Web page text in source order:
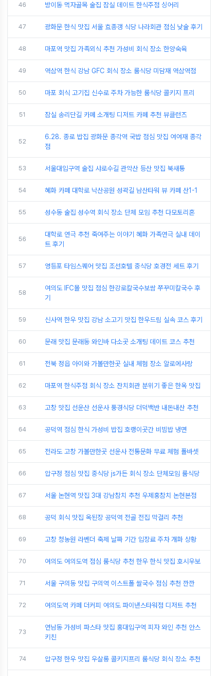
46 방이동 먹자골목 술집 잠실 데이트 한식주점 싱어리
47 광화문 한식 맛집 서울 효종갱 식당 나라회관 점심 낮술 후기
48 마포역 맛집 가족외식 추천 가성비 회식 장소 한양숙육
49 역삼역 한식 강남 GFC 회식 장소 룸식당 미담재 역삼역점
50 마포 회식 고기집 신수로 주차 가능한 룸식당 콜키지 프리
51 잠실 송리단길 카페 소개팅 디저트 카페 추천 뷰클런즈
52
6.28. 종로 밥집 광화문 종각역 국밥 점심 맛집 여여재 종각
점
53 서울대입구역 술집 샤로수길 관악산 등산 맛집 북새통
54 혜화 카페 대학로 낙산공원 성곽길 남산타워 뷰 카페 산1-1
55 성수동 술집 성수역 회식 장소 단체 모임 추천 다모토리혼
56
대학로 연극 추천 죽여주는 이야기 혜화 가족연극 실내 데이
트 후기
57 영등포 타임스퀘어 맛집 조선호텔 중식당 호경전 세트 후기
58
여의도 IFC몰 맛집 점심 한강로칼국수보쌈 쭈꾸미칼국수 후
기
59 신사역 한우 맛집 강남 소고기 맛집 한우드림 실속 코스 후기
60 문래 맛집 문래동 와인바 다소곳 소개팅 데이트 코스 추천
61 전북 정읍 아이와 가볼만한곳 실내 체험 장소 알로에사랑
62 마포역 한식주점 회식 장소 잔치회관 분위기 좋은 한옥 맛집
63 고창 맛집 선운산 선운사 풍경식당 더덕백반 내돈내산 추천
64 공덕역 점심 한식 가성비 밥집 호랭이곳간 비빔밥 냉면
65 전라도 고창 가볼만한곳 선운사 전통문화 무료 체험 폴바셋
66 압구정 점심 맛집 중식당 js가든 회식 장소 단체모임 룸식당
67 서울 논현역 맛집 3대 강남참치 추천 우제홍참치 논현본점
68 공덕 회식 맛집 옥된장 공덕역 전골 전집 막걸리 추천
69 고창 청농원 라벤더 축제 날짜 기간 입장료 주차 개화 상황
70 여의도 여의도역 점심 룸식당 추천 한우 한식 맛집 호시우보
71 서울 구의동 맛집 구의역 이스트폴 쌀국수 점심 추천 깐깐
72 여의도역 카페 더커피 여의도 파이낸스타워점 디저트 추천
73
연남동 가성비 파스타 맛집 홍대입구역 피자 와인 추천 안스
키친
74 압구정 한우 맛집 우살롱 콜키지프리 룸식당 회식 장소 추천